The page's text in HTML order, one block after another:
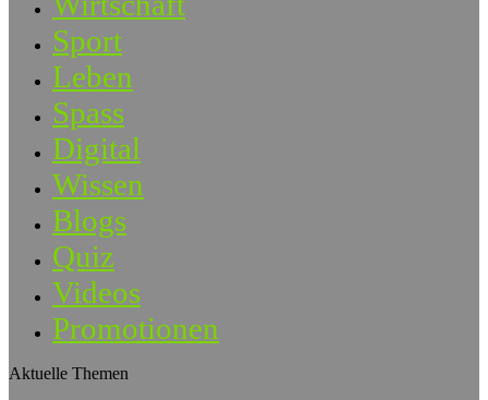
Sport
Leben
Spass
Digital
Wissen
Blogs
Quiz
Videos
Promotionen
Aktuelle Themen